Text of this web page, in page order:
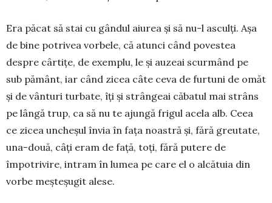
Era păcat să stai cu gândul aiu­rea și să nu-l asculți. Așa
de bine potrivea vorbele, că atunci când povestea
despre cârtițe, de exem­plu, le și auzeai scur­mând pe
sub pământ, iar când zicea câte ceva de furtuni de omăt
și de vânturi tur­ba­te, îți și strân­geai căbatul mai strâns
pe lângă trup, ca să nu te ajun­­gă frigul acela alb. Ceea
ce zicea uncheșul în­via în fața noastră și, fără greutate,
una-două, câți eram de față, toți, fără putere de
împotrivire, intram în lumea pe care el o alcătuia din
vorbe mește­șugit alese.